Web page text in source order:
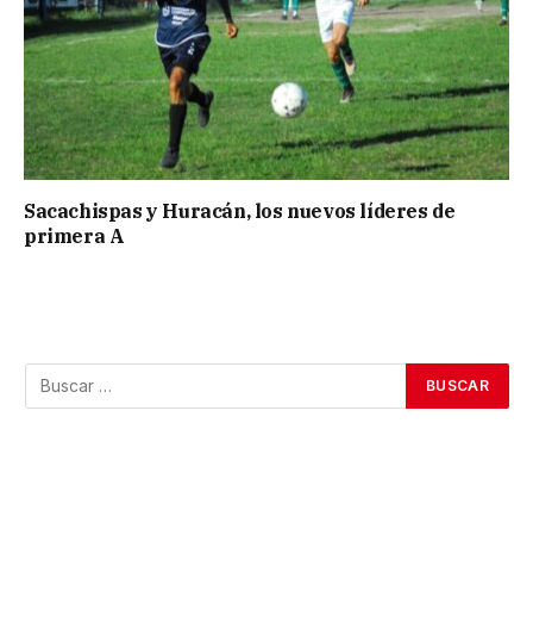
Sacachispas y Huracán, los nuevos líderes de
primera A